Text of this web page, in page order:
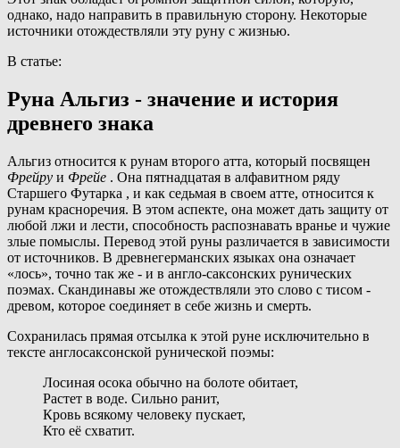
однако, надо направить в правильную сторону. Некоторые
источники отождествляли эту руну с жизнью.
В статье:
Руна Альгиз - значение и история
древнего знака
Альгиз относится к рунам второго атта, который посвящен
Фрейру и Фрейе . Она пятнадцатая в алфавитном ряду
Старшего Футарка , и как седьмая в своем атте, относится к
рунам красноречия. В этом аспекте, она может дать защиту от
любой лжи и лести, способность распознавать вранье и чужие
злые помыслы. Перевод этой руны различается в зависимости
от источников. В древнегерманских языках она означает
«лось», точно так же - и в англо-саксонских рунических
поэмах. Скандинавы же отождествляли это слово с тисом -
древом, которое соединяет в себе жизнь и смерть.
Сохранилась прямая отсылка к этой руне исключительно в
тексте англосаксонской рунической поэмы:
Лосиная осока обычно на болоте обитает,
Растет в воде. Сильно ранит,
Кровь всякому человеку пускает,
Кто её схватит.